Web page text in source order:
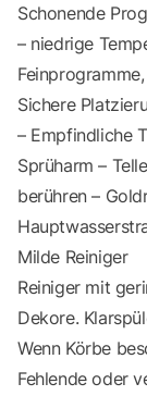
Schonende
– niedrige
Sichere
– Empfindliche
Sprüharm –
berühren –
Milde Reiniger
Reiniger mit
Dekore.
Wenn Körbe
Fehlende oder